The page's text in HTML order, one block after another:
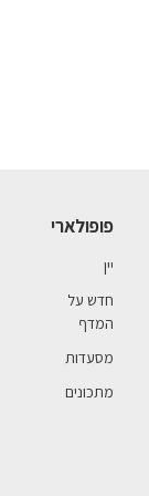
פופולארי
יין
חדש על
המדף
מסעדות
מתכונים